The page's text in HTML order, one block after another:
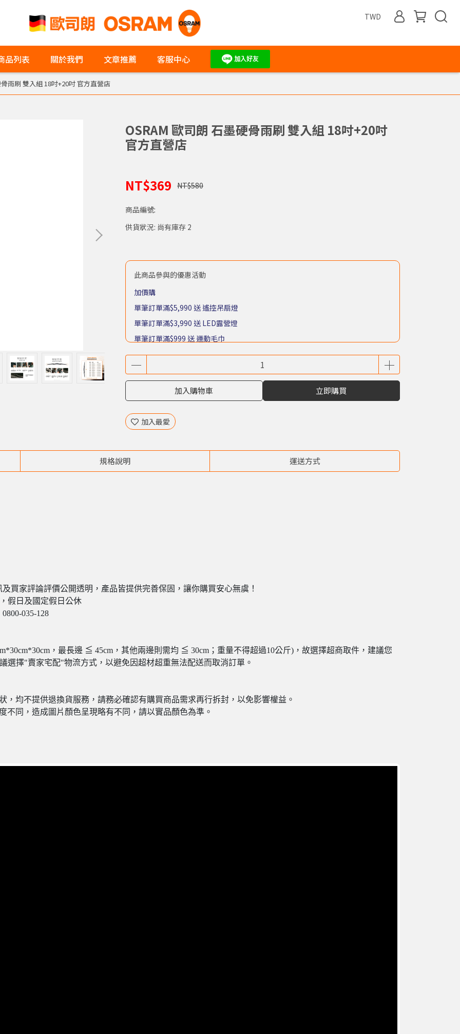
TWD
品列表 關於我們 文章推薦 客服中心
雨刷 雙入組 18吋+20吋 官方直營店
OSRAM 歐司朗 石墨硬骨雨刷 雙入組 18吋+20吋
官方直營店
NT$369 NT$580
商品編號:
供貨狀況: 尚有庫存 2
此商品參與的優惠活動
加價購
單筆訂單滿$5,990 送 遙控吊扇燈
單筆訂單滿$3,990 送 LED露營燈
單筆訂單滿$999 送 運動毛巾
單筆訂單滿$399 送 木漿海綿
加入購物車 立即購買
加入最愛
規格說明 運送方式
買家評論評價公開透明，產品皆提供完善保固，讓你購買安心無虞！
假日及國定假日公休
035-128
，最長邊 ≦ 45cm，其他兩邊則需均 ≦ 30cm；重量不得超過10公斤)，故選擇超商取件，建議您
選擇"賣家宅配"物流方式，以避免因超材超重無法配送而取消訂單。
，均不提供退換貨服務，請務必確認有購買商品需求再行拆封，以免影響權益。
不同，造成圖片顏色呈現略有不同，請以實品顏色為準。